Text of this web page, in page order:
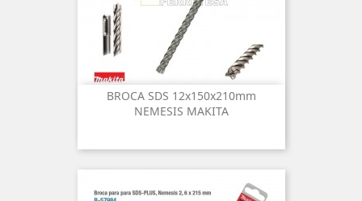
BROCA SDS 12x150x210mm
NEMESIS MAKITA